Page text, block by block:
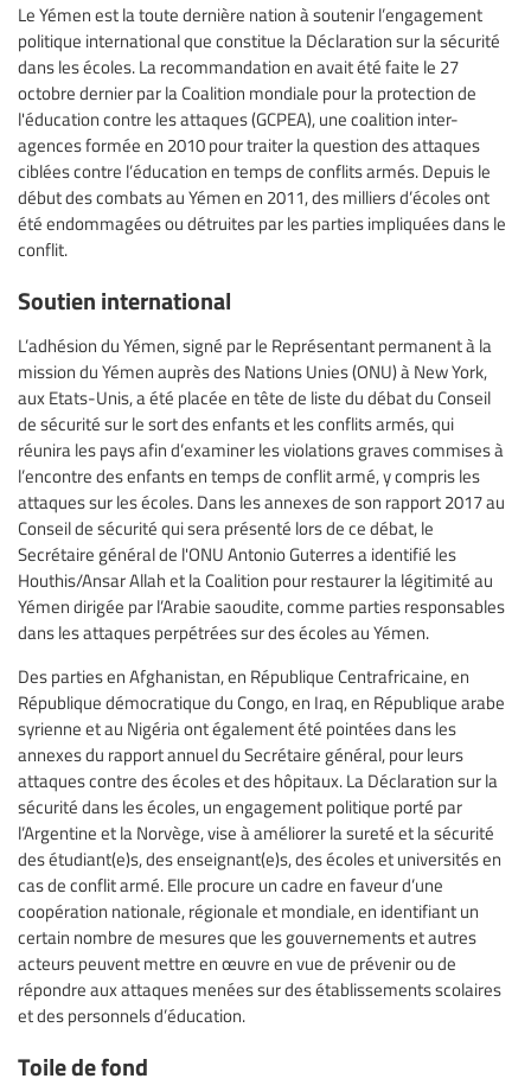
Le Yémen est la toute dernière nation à soutenir l’engagement
politique international que constitue la Déclaration sur la sécurité
dans les écoles. La recommandation en avait été faite le 27
octobre dernier par la Coalition mondiale pour la protection de
l'éducation contre les attaques (GCPEA), une coalition inter-
agences formée en 2010 pour traiter la question des attaques
ciblées contre l’éducation en temps de conflits armés. Depuis le
début des combats au Yémen en 2011, des milliers d’écoles ont
été endommagées ou détruites par les parties impliquées dans le
conflit.
Soutien international
L’adhésion du Yémen, signé par le Représentant permanent à la
mission du Yémen auprès des Nations Unies (ONU) à New York,
aux Etats-Unis, a été placée en tête de liste du débat du Conseil
de sécurité sur le sort des enfants et les conflits armés, qui
réunira les pays afin d’examiner les violations graves commises à
l’encontre des enfants en temps de conflit armé, y compris les
attaques sur les écoles. Dans les annexes de son rapport 2017 au
Conseil de sécurité qui sera présenté lors de ce débat, le
Secrétaire général de l'ONU Antonio Guterres a identifié les
Houthis/Ansar Allah et la Coalition pour restaurer la légitimité au
Yémen dirigée par l’Arabie saoudite, comme parties responsables
dans les attaques perpétrées sur des écoles au Yémen.
Des parties en Afghanistan, en République Centrafricaine, en
République démocratique du Congo, en Iraq, en République arabe
syrienne et au Nigéria ont également été pointées dans les
annexes du rapport annuel du Secrétaire général, pour leurs
attaques contre des écoles et des hôpitaux. La Déclaration sur la
sécurité dans les écoles, un engagement politique porté par
l’Argentine et la Norvège, vise à améliorer la sureté et la sécurité
des étudiant(e)s, des enseignant(e)s, des écoles et universités en
cas de conflit armé. Elle procure un cadre en faveur d’une
coopération nationale, régionale et mondiale, en identifiant un
certain nombre de mesures que les gouvernements et autres
acteurs peuvent mettre en œuvre en vue de prévenir ou de
répondre aux attaques menées sur des établissements scolaires
et des personnels d’éducation.
Toile de fond